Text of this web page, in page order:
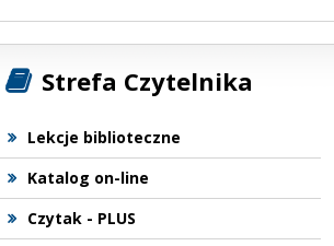
Strefa Czytelnika
Lekcje biblioteczne
Katalog on-line
Czytak - PLUS